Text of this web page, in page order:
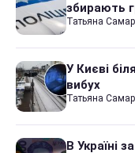
збирають
Татьяна
У Києві
вибух
Татьяна
В Україні